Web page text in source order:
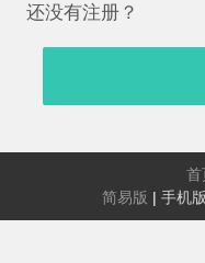
还没有注册？
首
简易版 | 手机版